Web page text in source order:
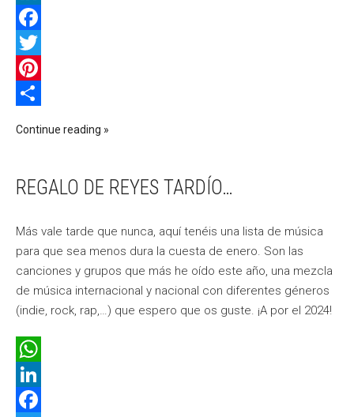
LinkedIn
Facebook
Twitter
Pinterest
Continue reading
REGALO DE REYES TARDÍO…
Más vale tarde que nunca, aquí tenéis una lista de música
para que sea menos dura la cuesta de enero. Son las
canciones y grupos que más he oído este año, una mezcla
de música internacional y nacional con diferentes géneros
(indie, rock, rap,…) que espero que os guste. ¡A por el 2024!
WhatsApp
LinkedIn